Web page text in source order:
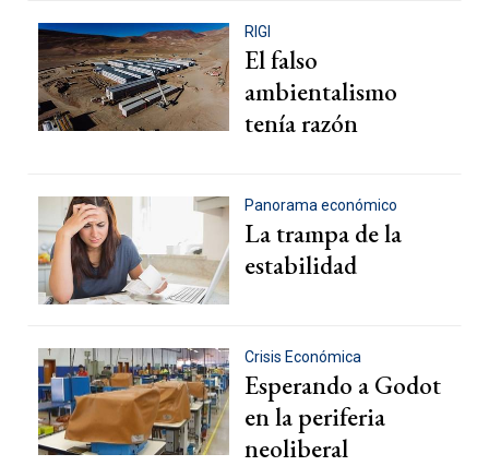
RIGI
El falso
ambientalismo
tenía razón
Panorama económico
La trampa de la
estabilidad
Crisis Económica
Esperando a Godot
en la periferia
neoliberal